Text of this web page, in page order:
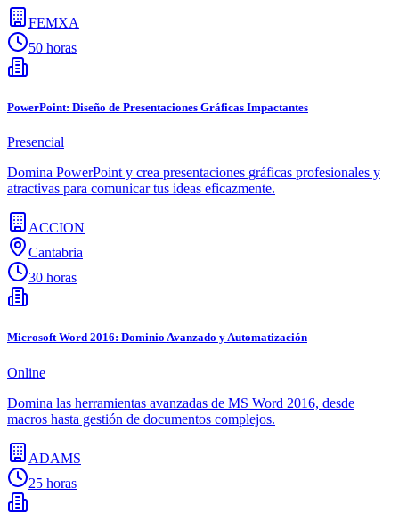
FEMXA
50 horas
PowerPoint: Diseño de Presentaciones Gráficas Impactantes
Presencial
Domina PowerPoint y crea presentaciones gráficas profesionales y
atractivas para comunicar tus ideas eficazmente.
ACCION
Cantabria
30 horas
Microsoft Word 2016: Dominio Avanzado y Automatización
Online
Domina las herramientas avanzadas de MS Word 2016, desde
macros hasta gestión de documentos complejos.
ADAMS
25 horas